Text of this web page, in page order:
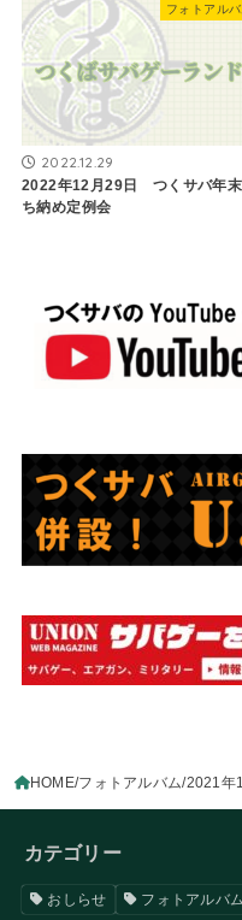
フォトアルバ
2022.12.29
2022年12月29日 つくサバ年
ち納め定例会
HOME フォトアルバム 2021年
カテゴリー
おしらせ フォトアルバム